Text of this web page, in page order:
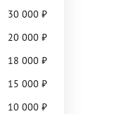
30 000 ₽
20 000 ₽
18 000 ₽
15 000 ₽
10 000 ₽